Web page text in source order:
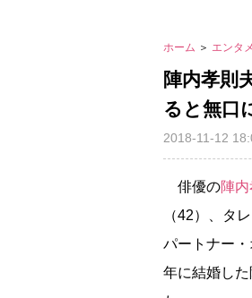
ホーム ＞ エンタメ
陣内孝則
ると無口
2018-11-12
俳優の陣内
（42）、タ
パートナー
年に結婚し